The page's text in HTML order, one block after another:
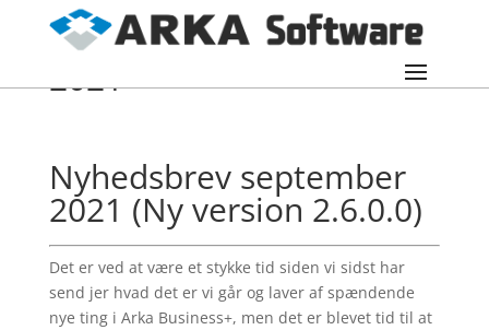
Nyhedsbrev september
2021
Nyhedsbrev september
2021 (Ny version 2.6.0.0)
Det er ved at være et stykke tid siden vi sidst har
send jer hvad det er vi går og laver af spændende
nye ting i Arka Business+, men det er blevet tid til at